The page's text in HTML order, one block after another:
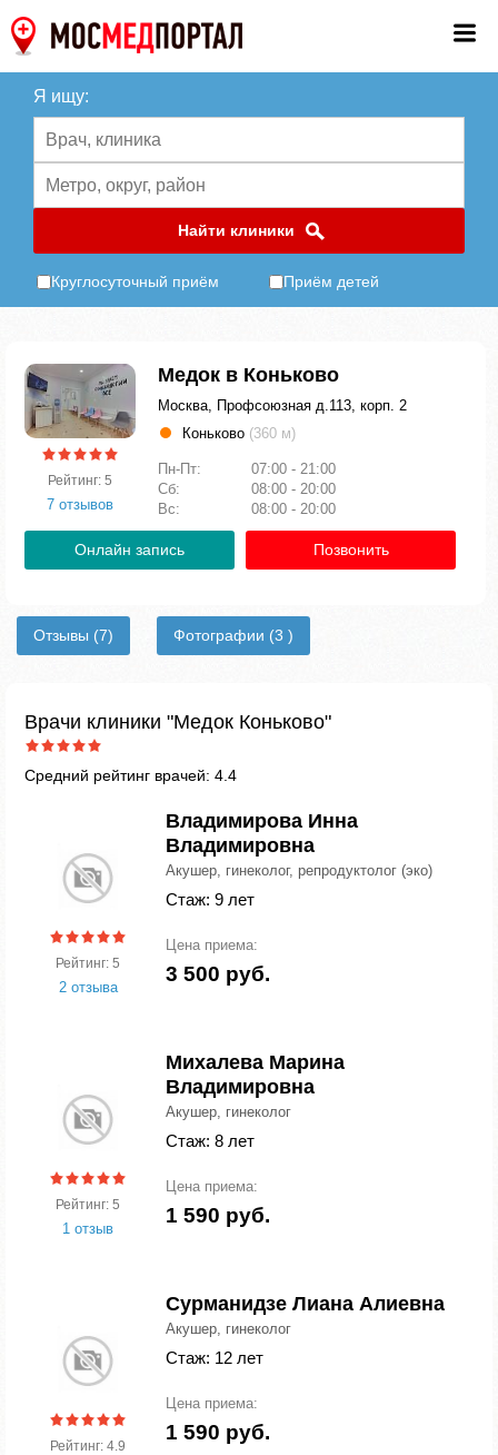
Я ищу:
Найти клиники
Круглосуточный приём Приём детей
Рейтинг: 5
7 отзывов
Медок в Коньково
Москва, Профсоюзная д.113, корп. 2
Коньково (360 м)
Пн-Пт:
07:00 - 21:00
Сб:
08:00 - 20:00
Вс:
08:00 - 20:00
Онлайн запись Позвонить
Отзывы (7) Фотографии (3 )
Врачи клиники "Медок Коньково"
Средний рейтинг врачей: 4.4
Рейтинг: 5
2 отзыва
Владимирова Инна
Владимировна
Акушер, гинеколог, репродуктолог (эко)
Стаж: 9 лет
Цена приема:
3 500 руб.
Рейтинг: 5
1 отзыв
Михалева Марина
Владимировна
Акушер, гинеколог
Стаж: 8 лет
Цена приема:
1 590 руб.
Рейтинг: 4.9
Сурманидзе Лиана Алиевна
Акушер, гинеколог
Стаж: 12 лет
Цена приема:
1 590 руб.